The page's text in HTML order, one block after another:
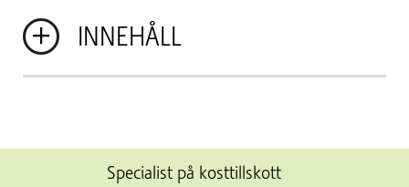
INNEHÅLL
Specialist på kosttillskott